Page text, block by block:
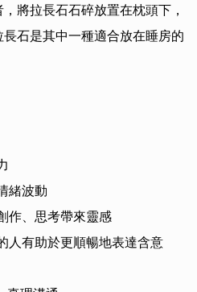
將拉長石石碎放置在枕頭下，
石是其中一種適合放在睡房的
緒波動
作、思考帶來靈感
人有助於更順暢地表達含意